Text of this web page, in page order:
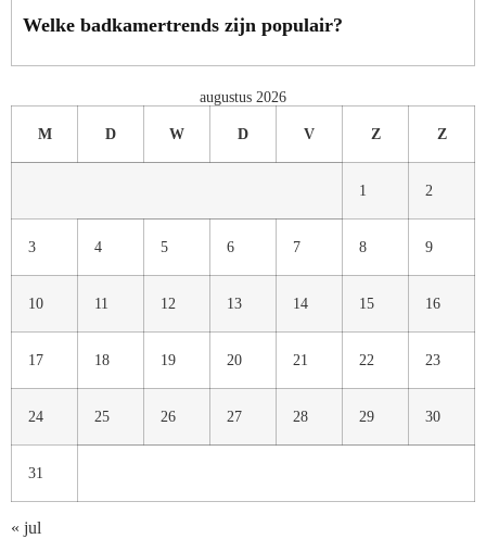
Welke badkamertrends zijn populair?
augustus 2026
M D W D V Z Z
1 2
3 4 5 6 7 8 9
10 11 12 13 14 15 16
17 18 19 20 21 22 23
24 25 26 27 28 29 30
31
« jul